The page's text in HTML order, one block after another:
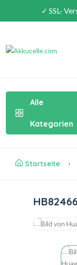
✓ SSL-
Alle
Kategorien
Startseite